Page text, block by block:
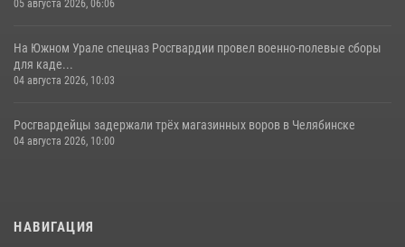
05 августа 2026, 06:06
На Южном Урале спецназ Росгвардии провел военно-полевые сборы
для каде...
04 августа 2026, 10:03
Росгвардейцы задержали трёх магазинных воров в Челябинске
04 августа 2026, 10:00
НАВИГАЦИЯ